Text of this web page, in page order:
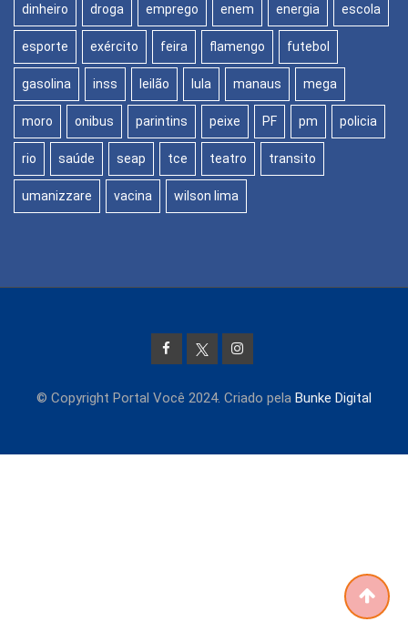
dinheiro droga emprego enem energia escola
esporte exército feira flamengo futebol
gasolina inss leilão lula manaus mega
moro onibus parintins peixe PF pm policia
rio saúde seap tce teatro transito
umanizzare vacina wilson lima
© Copyright Portal Você 2024. Criado pela Bunke Digital